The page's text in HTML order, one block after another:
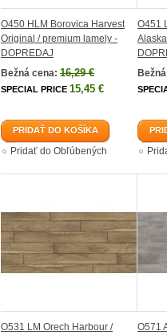
O450 HLM Borovica Harvest
Original / premium lamely -
DOPREDAJ
Bežná cena: 16,29 €
SPECIAL PRICE 15,45 €
PRIDAŤ DO KOŠÍKA
Pridať do Obľúbených
O451
O531 LM Orech Harbour /
O571